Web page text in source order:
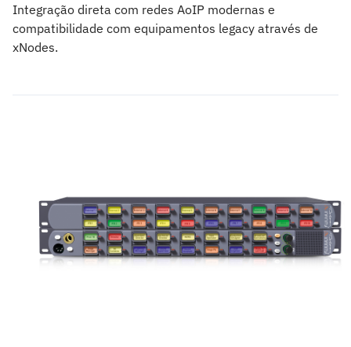
Integração direta com redes AoIP modernas e
compatibilidade com equipamentos legacy através de
xNodes.